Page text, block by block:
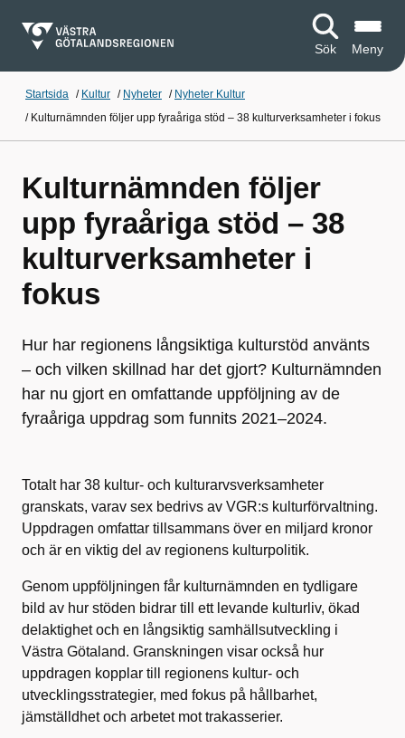
Sök Meny
Startsida / Kultur / Nyheter / Nyheter Kultur
/ Kulturnämnden följer upp fyraåriga stöd – 38 kulturverksamheter i fokus
Kulturnämnden följer
upp fyraåriga stöd – 38
kulturverksamheter i
fokus
Hur har regionens långsiktiga kulturstöd använts
– och vilken skillnad har det gjort? Kulturnämnden
har nu gjort en omfattande uppföljning av de
fyraåriga uppdrag som funnits 2021–2024.
Totalt har 38 kultur- och kulturarvsverksamheter
granskats, varav sex bedrivs av VGR:s kulturförvaltning.
Uppdragen omfattar tillsammans över en miljard kronor
och är en viktig del av regionens kulturpolitik.
Genom uppföljningen får kulturnämnden en tydligare
bild av hur stöden bidrar till ett levande kulturliv, ökad
delaktighet och en långsiktig samhällsutveckling i
Västra Götaland. Granskningen visar också hur
uppdragen kopplar till regionens kultur- och
utvecklingsstrategier, med fokus på hållbarhet,
jämställdhet och arbetet mot trakasserier.